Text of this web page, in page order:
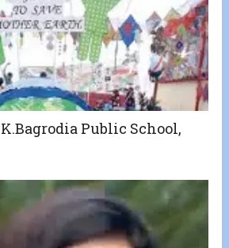
Public School,